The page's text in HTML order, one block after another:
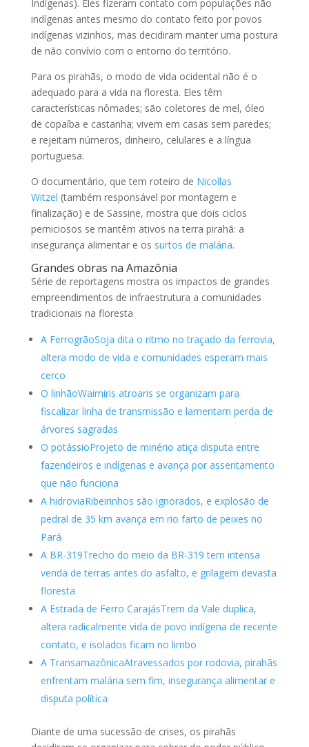
Indígenas). Eles fizeram contato com populações não
indígenas antes mesmo do contato feito por povos
indígenas vizinhos, mas decidiram manter uma postura
de não convívio com o entorno do território.
Para os pirahãs, o modo de vida ocidental não é o
adequado para a vida na floresta. Eles têm
características nômades; são coletores de mel, óleo
de copaíba e castanha; vivem em casas sem paredes;
e rejeitam números, dinheiro, celulares e a língua
portuguesa.
O documentário, que tem roteiro de Nicollas
Witzel (também responsável por montagem e
finalização) e de Sassine, mostra que dois ciclos
perniciosos se mantêm ativos na terra pirahã: a
insegurança alimentar e os surtos de malária.
Grandes obras na Amazônia
Série de reportagens mostra os impactos de grandes
empreendimentos de infraestrutura a comunidades
tradicionais na floresta
A FerrogrãoSoja dita o ritmo no traçado da ferrovia,
altera modo de vida e comunidades esperam mais
cerco
O linhãoWaimiris atroaris se organizam para
fiscalizar linha de transmissão e lamentam perda de
árvores sagradas
O potássioProjeto de minério atiça disputa entre
fazendeiros e indígenas e avança por assentamento
que não funciona
A hidroviaRibeirinhos são ignorados, e explosão de
pedral de 35 km avança em rio farto de peixes no
Pará
A BR-319Trecho do meio da BR-319 tem intensa
venda de terras antes do asfalto, e grilagem devasta
floresta
A Estrada de Ferro CarajásTrem da Vale duplica,
altera radicalmente vida de povo indígena de recente
contato, e isolados ficam no limbo
A TransamazônicaAtravessados por rodovia, pirahãs
enfrentam malária sem fim, insegurança alimentar e
disputa política
Diante de uma sucessão de crises, os pirahãs